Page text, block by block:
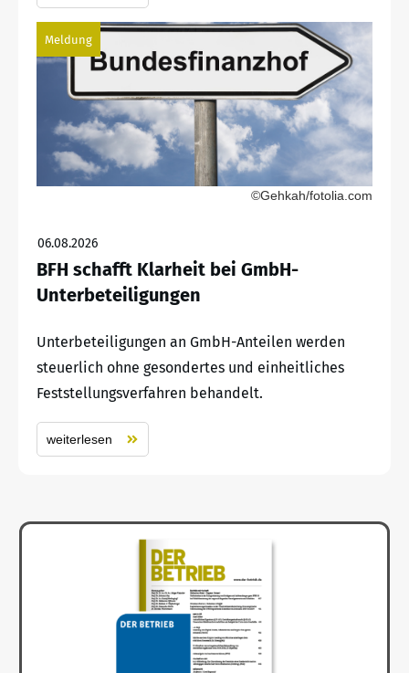
Meldung
©Gehkah/fotolia.com
06.08.2026
BFH schafft Klarheit bei GmbH-
Unterbeteiligungen
Unterbeteiligungen an GmbH-Anteilen werden
steuerlich ohne gesondertes und einheitliches
Feststellungsverfahren behandelt.
weiterlesen